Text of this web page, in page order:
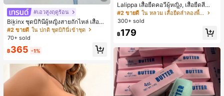
#เอวสูงฤดูร้อน
Bikinx ชุดบิกินี่ผู้หญิงสายถักไหล่ เสื้อว่า
ยน้ำวันพีซมีโครงพร้อมสายผูกหลังสีตัด
กัน สำหรับเที่ยวพักผ่อน ชายหาด ฤดูร้อ
#2 ขายดี ใน ปกติ ชุดบิกินี่เข้าชุด
70+ sold
฿365 -1%
Lalippa เสื้อยืดคอวีผู้หญิง, เสื้อยืดสีน้ำเ
งินสไตล์มินิมอลเรโทร, เสื้อยืดผู้หญิงทร
งหลวมสบาย, พิมพ์ตัวอักษรและตัวเลข
ดูร้อน, ลวดลายดีไซน์, ความรู้สึกพรีเมีย
น, กลางแจ้ง, ช้อปปิ้ง, การเดินทาง, เสื้อ
ผ้ากลางแจ้ง
#2 ขายดี
ใน หลวม เสื้อยืดลำลองพื้นฐาน
300+ sold
฿179